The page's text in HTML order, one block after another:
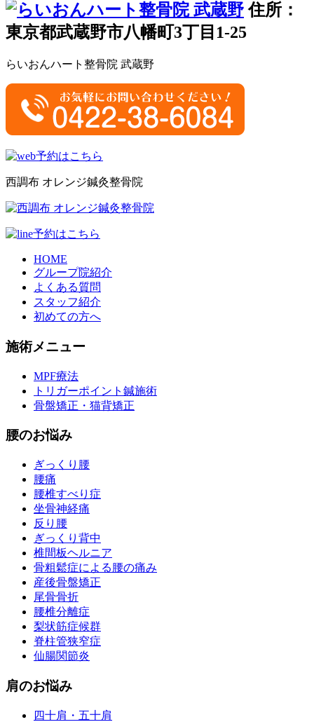
住所：
東京都武蔵野市八幡町3丁目1-25
らいおんハート整骨院 武蔵野
西調布 オレンジ鍼灸整骨院
HOME
グループ院紹介
よくある質問
スタッフ紹介
初めての方へ
施術メニュー
MPF療法
トリガーポイント鍼施術
骨盤矯正・猫背矯正
腰のお悩み
ぎっくり腰
腰痛
腰椎すべり症
坐骨神経痛
反り腰
ぎっくり背中
椎間板ヘルニア
骨粗鬆症による腰の痛み
産後骨盤矯正
尾骨骨折
腰椎分離症
梨状筋症候群
脊柱管狭窄症
仙腸関節炎
肩のお悩み
四十肩・五十肩